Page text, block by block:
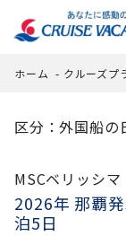
ホーム - クルーズプ
区分：外国船の
MSCベリッシマ
2026年 那覇
泊5日